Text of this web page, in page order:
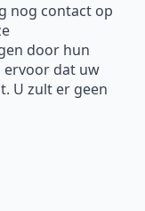
nog contact op
door hun
ervoor dat uw
U zult er geen